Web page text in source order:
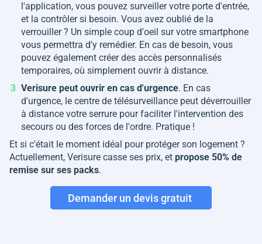
l'application, vous pouvez surveiller votre porte d'entrée,
et la contrôler si besoin. Vous avez oublié de la
verrouiller ? Un simple coup d'oeil sur votre smartphone
vous permettra d'y remédier. En cas de besoin, vous
pouvez également créer des accès personnalisés
temporaires, où simplement ouvrir à distance.
Verisure peut ouvrir en cas d'urgence. En cas
d'urgence, le centre de télésurveillance peut déverrouiller
à distance votre serrure pour faciliter l'intervention des
secours ou des forces de l'ordre. Pratique !
Et si c'était le moment idéal pour protéger son logement ?
Actuellement, Verisure casse ses prix, et propose 50% de
remise sur ses packs.
Demander un devis gratuit